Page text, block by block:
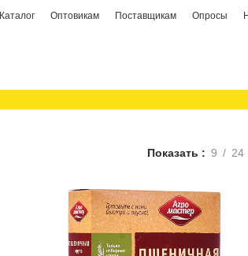
Каталог Оптовикам Поставщикам Опросы
Показать 9 24